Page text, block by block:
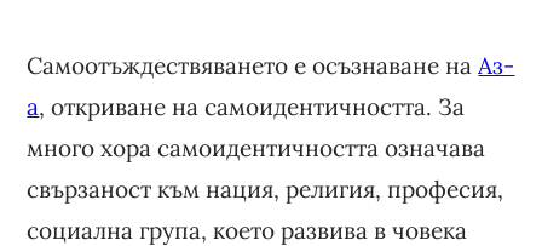
Самоотъждествяването е осъзнаване наАз-
а, откриване на самоидентичността. За
много хора самоидентичността означава
свързаност към нация, религия, професия,
социална група, което развива в човека